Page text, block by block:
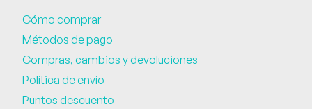
Cómo comprar
Métodos de pago
Compras, cambios y devoluciones
Política de envío
Puntos descuento